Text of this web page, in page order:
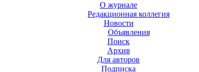
О журнале
Редакционная коллегия
Новости
Объявления
Поиск
Архив
Для авторов
Подписка